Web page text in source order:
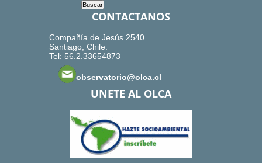
CONTACTANOS
Compañía de Jesús 2540
Santiago, Chile.
Tel: 56.2.33654873
observatorio@olca.cl
UNETE AL OLCA